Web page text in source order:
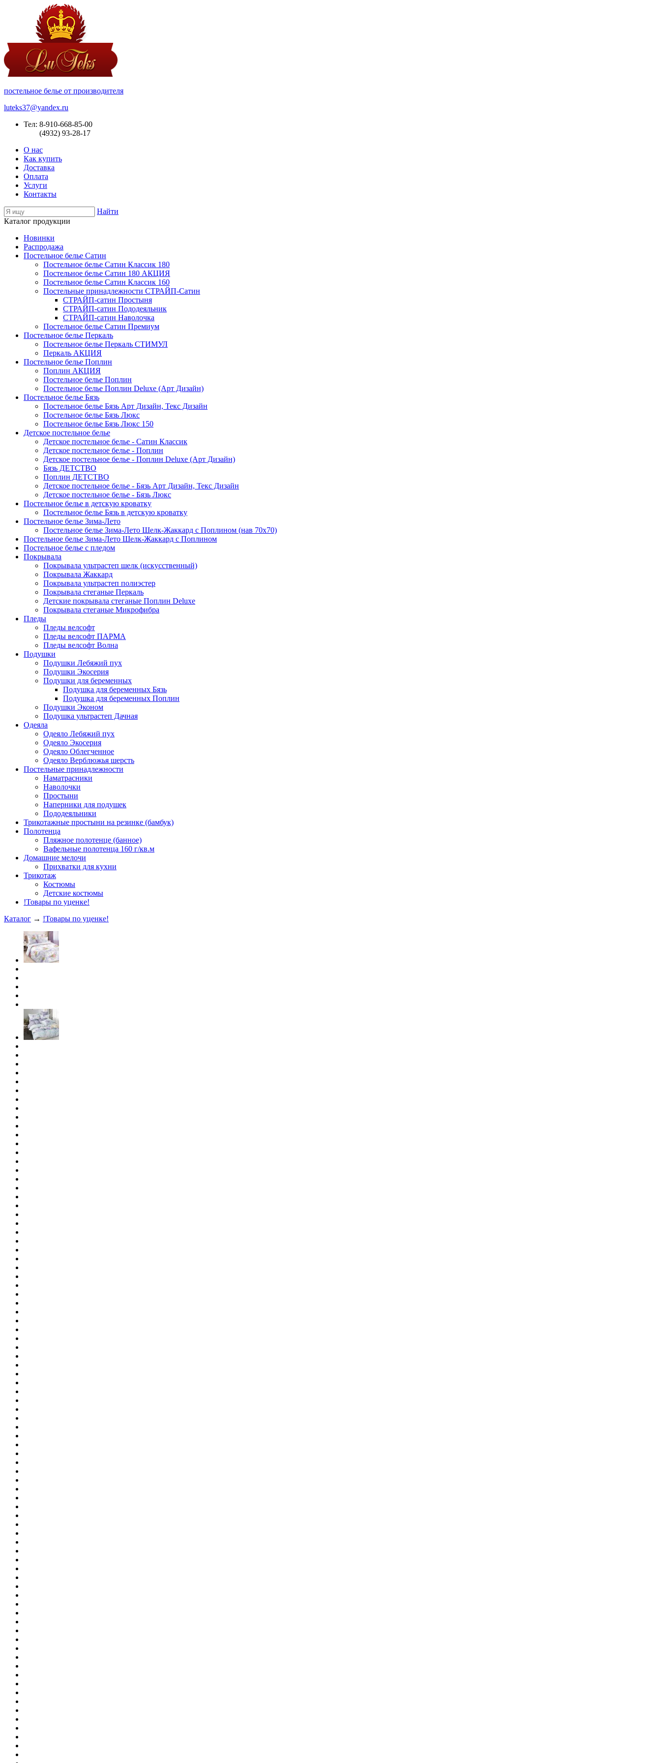
постельное белье от производителя
luteks37@yandex.ru
Тел: 8-910-668-85-00
(4932) 93-28-17
О нас
Как купить
Доставка
Оплата
Услуги
Контакты
Найти
Каталог продукции
Новинки
Распродажа
Постельное белье Сатин
Постельное белье Сатин Классик 180
Постельное белье Сатин 180 АКЦИЯ
Постельное белье Сатин Классик 160
Постельные принадлежности СТРАЙП-Сатин
СТРАЙП-сатин Простыня
СТРАЙП-сатин Пододеяльник
СТРАЙП-сатин Наволочка
Постельное белье Сатин Премиум
Постельное белье Перкаль
Постельное белье Перкаль СТИМУЛ
Перкаль АКЦИЯ
Постельное белье Поплин
Поплин АКЦИЯ
Постельное белье Поплин
Постельное белье Поплин Deluxe (Арт Дизайн)
Постельное белье Бязь
Постельное белье Бязь Арт Дизайн, Текс Дизайн
Постельное белье Бязь Люкс
Постельное белье Бязь Люкс 150
Детское постельное белье
Детское постельное белье - Сатин Классик
Детское постельное белье - Поплин
Детское постельное белье - Поплин Deluxe (Арт Дизайн)
Бязь ДЕТСТВО
Поплин ДЕТСТВО
Детское постельное белье - Бязь Арт Дизайн, Текс Дизайн
Детское постельное белье - Бязь Люкс
Постельное белье в детскую кроватку
Постельное белье Бязь в детскую кроватку
Постельное белье Зима-Лето
Постельное белье Зима-Лето Шелк-Жаккард с Поплином (нав 70х70)
Постельное белье Зима-Лето Шелк-Жаккард с Поплином
Постельное белье с пледом
Покрывала
Покрывала ультрастеп шелк (искусственный)
Покрывала Жаккард
Покрывала ультрастеп полиэстер
Покрывала стеганые Перкаль
Детские покрывала стеганые Поплин Deluxe
Покрывала стеганые Микрофибра
Пледы
Пледы велсофт
Пледы велсофт ПАРМА
Пледы велсофт Волна
Подушки
Подушки Лебяжий пух
Подушки Экосерия
Подушки для беременных
Подушка для беременных Бязь
Подушка для беременных Поплин
Подушки Эконом
Подушка ультрастеп Дачная
Одеяла
Одеяло Лебяжий пух
Одеяло Экосерия
Одеяло Облегченное
Одеяло Верблюжья шерсть
Постельные принадлежности
Наматрасники
Наволочки
Простыни
Наперники для подушек
Пододеяльники
Трикотажные простыни на резинке (бамбук)
Полотенца
Пляжное полотенце (банное)
Вафельные полотенца 160 г/кв.м
Домашние мелочи
Прихватки для кухни
Трикотаж
Костюмы
Детские костюмы
!Товары по уценке!
Каталог → !Товары по уценке!